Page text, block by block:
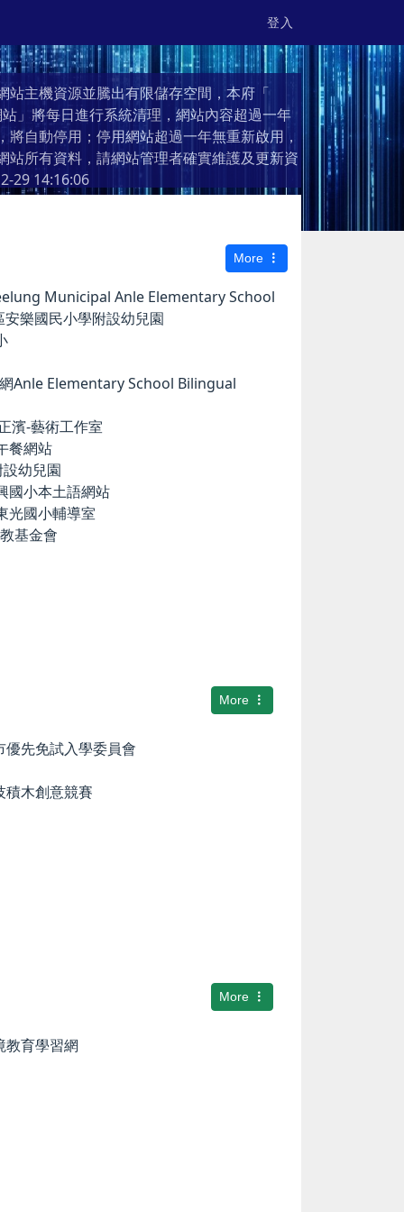
登入
站主機資源並騰出有限儲存空間，本府「
」將每日進行系統清理，網站內容超過一年
將自動停用；停用網站超過一年無重新啟用，
站所有資料，請網站管理者確實維護及更新資
29 14:16:06
More
Municipal Anle Elementary School
樂國民小學附設幼兒園
Anle Elementary School Bilingual
濱-藝術工作室
餐網站
幼兒園
國小本土語網站
光國小輔導室
基金會
More
先免試入學委員會
積木創意競賽
More
教育學習網